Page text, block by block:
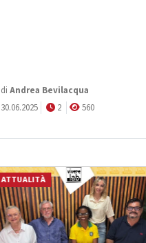
di Andrea Bevilacqua
30.06.2025
2 560
ATTUALITÀ